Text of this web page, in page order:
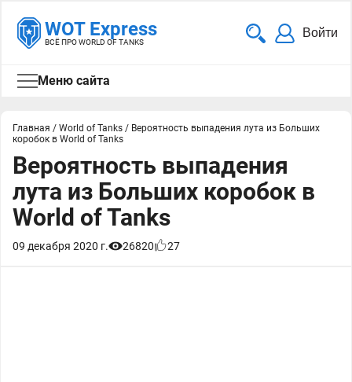
WOT Express
ВСЁ ПРО WORLD OF TANKS
Войти
Меню сайта
Главная / World of Tanks / Вероятность выпадения лута из Больших
коробок в World of Tanks
Вероятность выпадения
лута из Больших коробок в
World of Tanks
09 декабря 2020 г. 26820 27